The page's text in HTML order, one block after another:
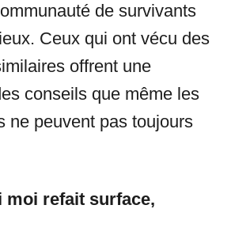
de survivants
Ceux qui ont vécu des
offrent une
conseils que même les
ne peuvent pas toujours
moi refait surface,